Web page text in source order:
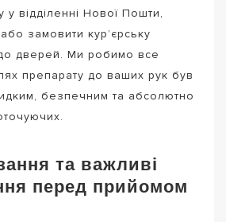
у відділенні Нової Пошти,
замовити кур’єрську
дверей. Ми робимо все
препарату до ваших рук був
безпечним та абсолютно
та важливі
перед прийомом